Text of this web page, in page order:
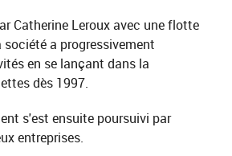
Catherine Leroux avec une flotte
société a progressivement
en se lançant dans la
dès 1997.
s'est ensuite poursuivi par
entreprises.